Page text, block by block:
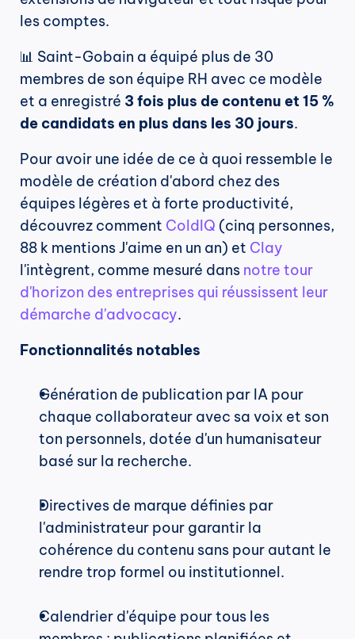
les comptes.
📊 Saint-Gobain a équipé plus de 30
membres de son équipe RH avec ce modèle
et a enregistré 3 fois plus de contenu et 15 %
de candidats en plus dans les 30 jours.
Pour avoir une idée de ce à quoi ressemble le
modèle de création d'abord chez des
équipes légères et à forte productivité,
découvrez comment ColdIQ (cinq personnes,
88 k mentions J'aime en un an) et Clay
l'intègrent, comme mesuré dans notre tour
d'horizon des entreprises qui réussissent leur
démarche d'advocacy.
Fonctionnalités notables
Génération de publication par IA pour
chaque collaborateur avec sa voix et son
ton personnels, dotée d'un humanisateur
basé sur la recherche.
Directives de marque définies par
l'administrateur pour garantir la
cohérence du contenu sans pour autant le
rendre trop formel ou institutionnel.
Calendrier d'équipe pour tous les